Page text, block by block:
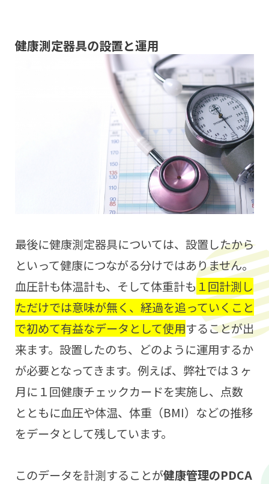
健康測定器具の設置と運用
最後に健康測定器具については、設置したから
といって健康につながる分けではありません。
血圧計も体温計も、そして体重計も１回計測し
ただけでは意味が無く、経過を追っていくこと
で初めて有益なデータとして使用することが出
来ます。設置したのち、どのように運用するか
が必要となってきます。例えば、弊社では３ヶ
月に１回健康チェックカードを実施し、点数
とともに血圧や体温、体重（BMI）などの推移
をデータとして残しています。
このデータを計測することが健康管理のPDCA